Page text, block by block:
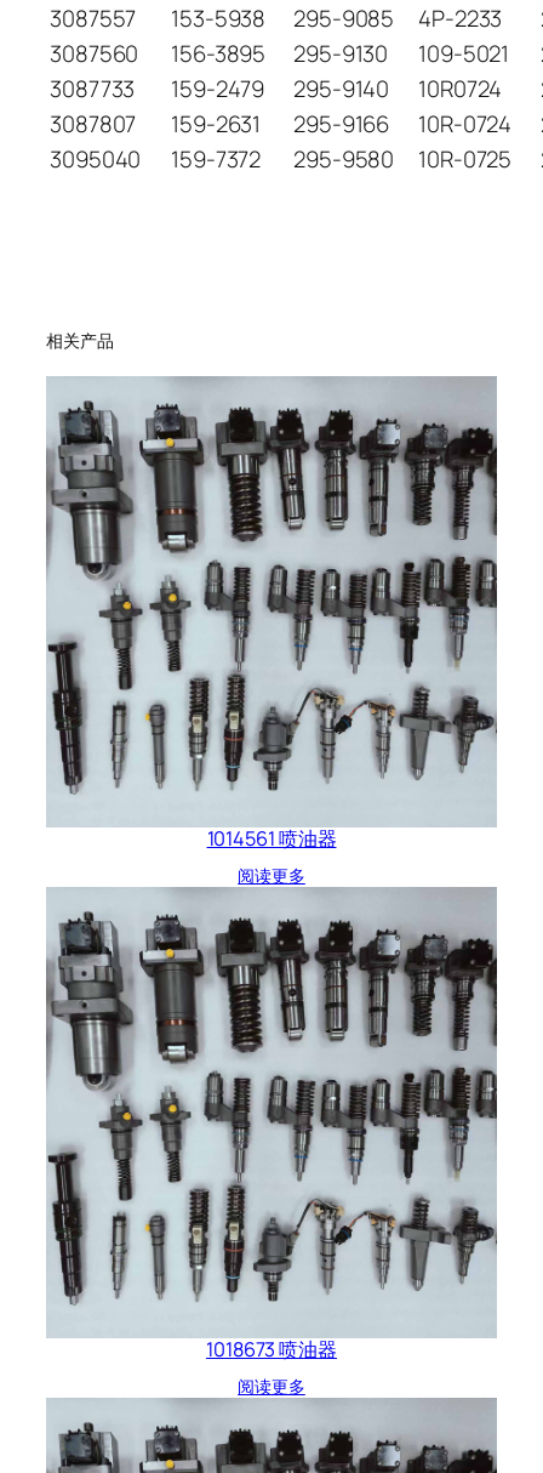
3087557
153-5938 295-9085 4P-2233
3087560
156-3895 295-9130 109-5021
3087733
159-2479 295-9140 10R0724
3087807
159-2631 295-9166 10R-0724
3095040
159-7372 295-9580 10R-0725
相关产品
1014561 喷油器
阅读更多
1018673 喷油器
阅读更多